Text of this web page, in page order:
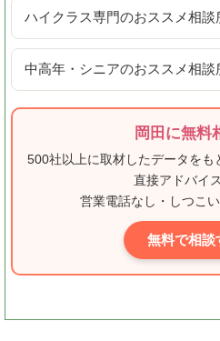
ハイクラス専門のおススメ相談
中高年・シニアのおススメ相談
岡田に無料
500社以上に取材したデータをも
直接アドバイ
営業電話なし・しつこ
無料で相